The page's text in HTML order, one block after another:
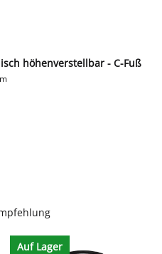
höhenverstellbar - C-Fuß
Auf Lager